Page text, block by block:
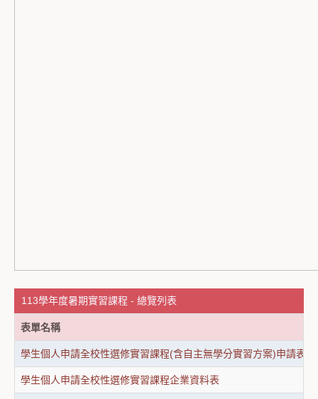
113學年度暑期實習課程 - 總覽列表
表單名稱
學生個人申請全校性選修實習課程(含自主無學分實習方案)申請表
學生個人申請全校性選修實習課程企業資料表